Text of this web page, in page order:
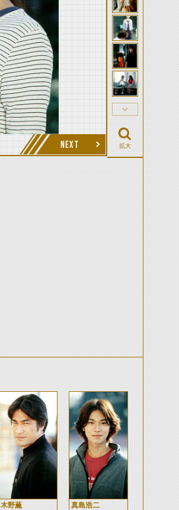
NEXT 拡大
木野薫 真島浩二